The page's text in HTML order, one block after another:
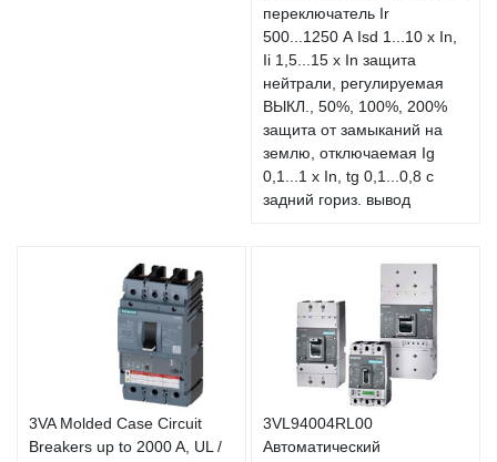
переключатель Ir
500...1250 А Isd 1...10 x In,
Ii 1,5...15 x In защита
нейтрали, регулируемая
ВЫКЛ., 50%, 100%, 200%
защита от замыканий на
землю, отключаемая Ig
0,1...1 x In, tg 0,1...0,8 с
задний гориз. вывод
3VA Molded Case Circuit
Breakers up to 2000 A, UL /
3VL94004RL00
Автоматический